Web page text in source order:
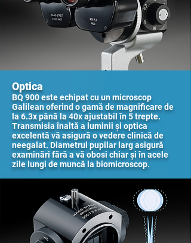
Optica
BQ 900 este echipat cu un microscop
Galilean oferind o gamă de magnificare de
la 6.3x până la 40x ajustabil în 5 trepte.
Transmisia înaltă a luminii și optica
excelentă vă asigură o vedere clinică de
neegalat. Diametrul pupilar larg asigură
examinări fără a vă obosi chiar și în acele
zile lungi de muncă la biomicroscop.